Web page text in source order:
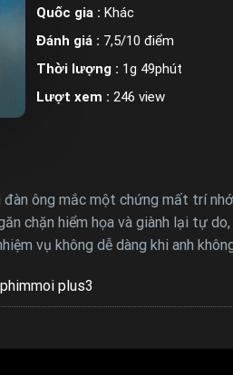
Quốc gia : Khác
Đánh giá : 7,5/10 điểm
Thời lượng : 1g 49phút
Lượt xem : 246 view
ông mắc một chứng mất trí
chặn hiểm họa và giành lại tự
vụ không dễ dàng khi anh
phimmoi plus3